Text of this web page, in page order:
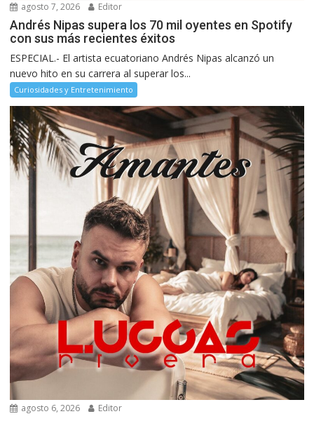
agosto 7, 2026 Editor
Andrés Nipas supera los 70 mil oyentes en Spotify
con sus más recientes éxitos
ESPECIAL.- El artista ecuatoriano Andrés Nipas alcanzó un
nuevo hito en su carrera al superar los...
Curiosidades y Entretenimiento
agosto 6, 2026 Editor